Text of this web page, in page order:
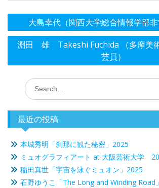
投
稿
ビ
大島幸代（関西大学総合情報学部非
淵田 雄 Takeshi Fuchida （多摩美
芸員）
Search
for:
最近の投稿
本城秀明「刹那に観た秘密」2025
ミュオグラフィアート at 大阪芸術大学
稲田真世「宇宙を泳ぐミュオン」2025
石野ゆうこ「The Long and Winding Road